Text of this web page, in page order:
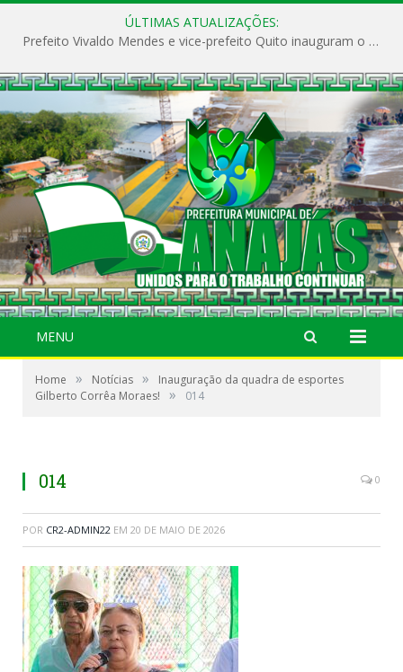
ÚLTIMAS ATUALIZAÇÕES:
Prefeito Vivaldo Mendes e vice-prefeito Quito inauguram o CAPS e fortalecem a saúde pública em Anajás.
MENU
Home » Notícias »
Inauguração da quadra de esportes
Gilberto Corrêa Moraes!
» 014
014 0
POR CR2-ADMIN22 EM 20 DE MAIO DE 2026